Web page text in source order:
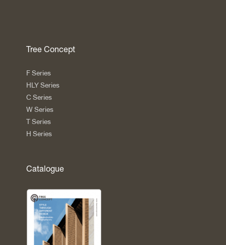
Tree Concept
F Series
HLY Series
C Series
W Series
T Series
H Series
Catalogue